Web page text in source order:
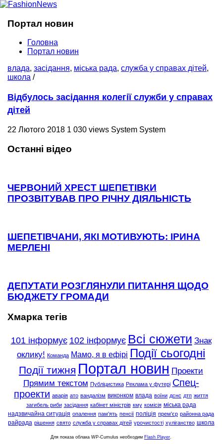
Портал новин
Головна
Портал новин
влада, засідання, міська рада, служба у справах дітей,
школа /
Відбулось засідання колегії служби у справах
дітей
22 Лютого 2018 1 030 views System System
Останні відео
ЧЕРВОНИЙ ХРЕСТ ШЕПЕТІВКИ
ПРОЗВІТУВАВ ПРО РІЧНУ ДІЯЛЬНІСТЬ
ШЕПЕТІВЧАНИ, ЯКІ МОТИВУЮТЬ: ІРИНА
МЕРЛЕНІ
ДЕПУТАТИ РОЗГЛЯНУЛИ ПИТАННЯ ЩОДО
БЮДЖЕТУ ГРОМАДИ
Хмарка тегів
101 інформує 102 інформує Всі сюжети Знак
оклику! Команда Мамо, я в ефірі Події сьогодні
Події тижня Портал новин Проекти
Прямим текстом Публіцистика Реклама у футері Спец-
проекти аварія ато вандалізм виконком влада воїни дснс дтп життя
загибель риби засідання кабінет міністрів кму комісія міська рада
надзвичайна ситуація опалення пам'ять пенсії поліція прем'єр районна рада
райрада рішення свято служба у справах дітей урочистості хуліганство школа
Для показа облака WP-Cumulus необходим Flash Player